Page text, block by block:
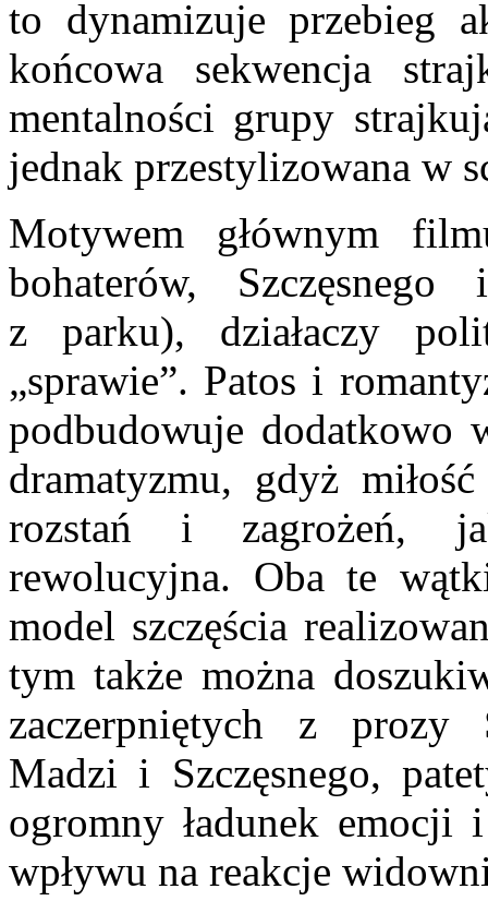
to dynamizuje przebieg
końcowa sekwencja
mentalności grupy
jednak przestylizowana w
Motywem głównym
bohaterów,
z parku), działaczy
„sprawie”. Patos i
podbudowuje dodatkowo
dramatyzmu, gdyż
rozstań i zagrożeń,
rewolucyjna. Oba te
model szczęścia
tym także można
zaczerpniętych z prozy
Madzi i Szczęsnego,
ogromny ładunek emocji
wpływu na reakcje